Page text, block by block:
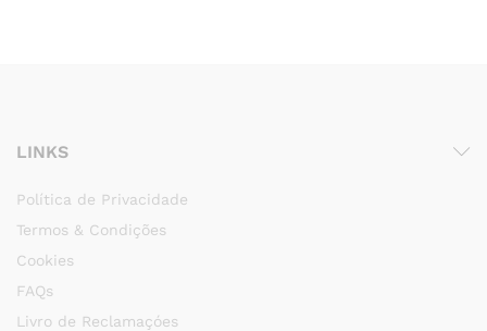
LINKS
Política de Privacidade
Termos & Condições
Cookies
FAQs
Livro de Reclamaçóes